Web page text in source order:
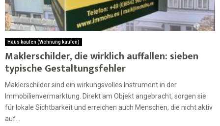
Haus kaufen (Wohnung kaufen)
Maklerschilder, die wirklich auffallen: sieben
typische Gestaltungsfehler
Maklerschilder sind ein wirkungsvolles Instrument in der
Immobilienvermarktung. Direkt am Objekt angebracht, sorgen sie
für lokale Sichtbarkeit und erreichen auch Menschen, die nicht aktiv
auf...